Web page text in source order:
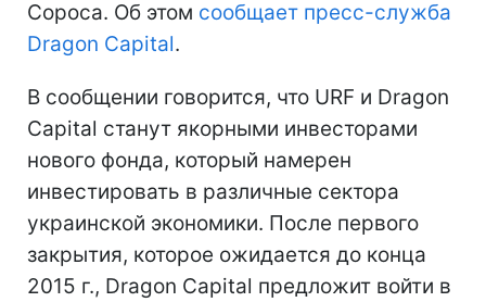
Сороса. Об этом сообщает пресс-служба
Dragon Capital.
В сообщении говорится, что URF и Dragon
Capital станут якорными инвесторами
нового фонда, который намерен
инвестировать в различные сектора
украинской экономики. После первого
закрытия, которое ожидается до конца
2015 г., Dragon Capital предложит войти в